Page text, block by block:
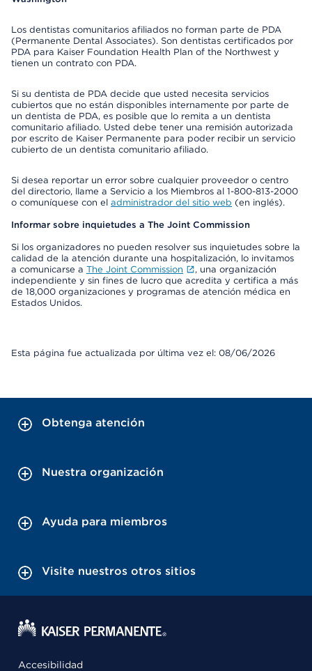
Los dentistas comunitarios afiliados no forman parte de PDA
(Permanente Dental Associates). Son dentistas certificados por
PDA para Kaiser Foundation Health Plan of the Northwest y
tienen un contrato con PDA.
Si su dentista de PDA decide que usted necesita servicios
cubiertos que no están disponibles internamente por parte de
un dentista de PDA, es posible que lo remita a un dentista
comunitario afiliado. Usted debe tener una remisión autorizada
por escrito de Kaiser Permanente para poder recibir un servicio
cubierto de un dentista comunitario afiliado.
Si desea reportar un error sobre cualquier proveedor o centro
del directorio, llame a Servicio a los Miembros al 1-800-813-2000
o comuníquese con el administrador del sitio web (en inglés).
Informar sobre inquietudes a The Joint Commission
Si los organizadores no pueden resolver sus inquietudes sobre la
calidad de la atención durante una hospitalización, lo invitamos
a comunicarse a The Joint Commission
, una organización
independiente y sin fines de lucro que acredita y certifica a más
de 18,000 organizaciones y programas de atención médica en
Estados Unidos.
Esta página fue actualizada por última vez el: 08/06/2026
Obtenga atención
Nuestra organización
Ayuda para miembros
Visite nuestros otros sitios
Accesibilidad